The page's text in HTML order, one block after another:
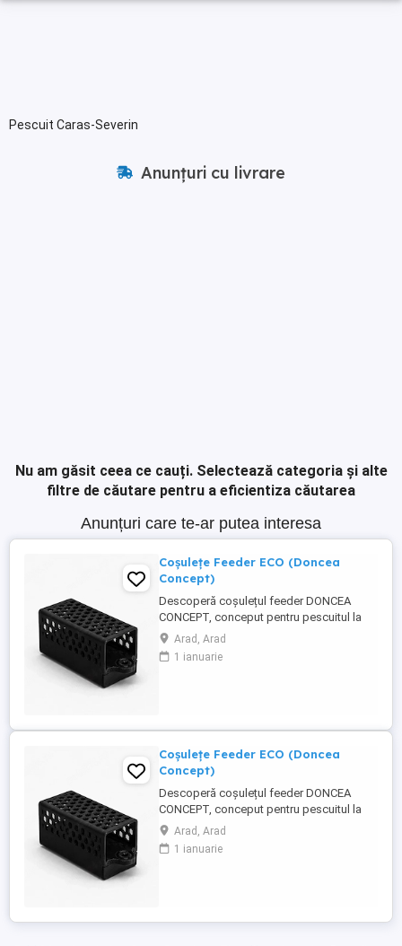
Pescuit Caras-Severin
Anunțuri cu livrare
Nu am găsit ceea ce cauți. Selectează categoria și alte
filtre de căutare pentru a eficientiza căutarea
Anunțuri care te-ar putea interesa
Coșulețe Feeder ECO (Doncea
Concept)
Descoperă coșulețul feeder DONCEA
CONCEPT, conceput pentru pescuitul la
feeder și realizat în România. Fabricat din
plastic rezistent, acesta este proiectat
pentru o utilizare practică și eficientă la
Arad, Arad
1 ianuarie
Coșulețe Feeder ECO (Doncea
Concept)
Descoperă coșulețul feeder DONCEA
CONCEPT, conceput pentru pescuitul la
feeder și realizat în România. Fabricat din
plastic rezistent, acesta este proiectat
pentru o utilizare practică și eficientă la
Arad, Arad
1 ianuarie